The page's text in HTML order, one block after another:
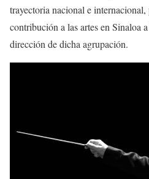
trayectoria nacional e
contribución a las artes en Sinaloa
dirección de dicha agrupación.